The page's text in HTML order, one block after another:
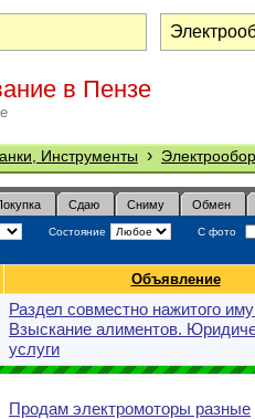
в Пензе
Инструменты ›
Сдаю Сниму Обмен
Состояние С фото
Объявление
Раздел совместно нажитого
Взыскание алиментов.
услуги
Продам электромоторы разные